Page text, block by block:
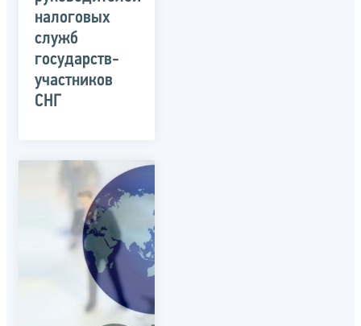
налоговых
служб
государств-
участников
СНГ